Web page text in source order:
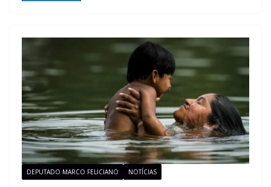
DEPUTADO MARCO FELICIANO NOTÍCIAS